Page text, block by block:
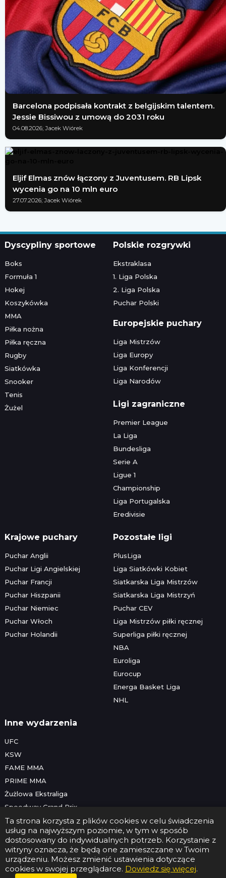
Barcelona podpisała kontrakt z belgijskim talentem.
Jessie Bissiwou z umową do 2031 roku
04.08.2026; Jacek Wiórek
Eljif Elmas znów łączony z Juventusem. RB Lipsk
wycenia go na 10 mln euro
27.07.2026; Jacek Wiórek
Ta strona korzysta z plików cookies w celu świadczenia
usług na najwyższym poziomie, w tym w sposób
dostosowany do indywidualnych potrzeb. Korzystanie z
witryny oznacza, że będą one zamieszczane w Twoim
urządzeniu. Możesz zmienić ustawienia dotyczące
cookies w swojej przeglądarce. Dowiedz się więcej.
Dyscypliny sportowe
Boks
Formuła 1
Hokej
Koszykówka
MMA
Piłka nożna
Piłka ręczna
Rugby
Siatkówka
Snooker
Tenis
Żużel
Polskie rozgrywki
Ekstraklasa
1. Liga Polska
2. Liga Polska
Puchar Polski
Europejskie puchary
Liga Mistrzów
Liga Europy
Liga Konferencji
Liga Narodów
Ligi zagraniczne
Premier League
La Liga
Bundesliga
Serie A
Ligue 1
Championship
Liga Portugalska
Eredivisie
Krajowe puchary
Puchar Anglii
Puchar Ligi Angielskiej
Puchar Francji
Puchar Hiszpanii
Puchar Niemiec
Puchar Włoch
Puchar Holandii
Pozostałe ligi
PlusLiga
Liga Siatkówki Kobiet
Siatkarska Liga Mistrzów
Siatkarska Liga Mistrzyń
Puchar CEV
Liga Mistrzów piłki ręcznej
Superliga piłki ręcznej
NBA
Euroliga
Eurocup
Energa Basket Liga
NHL
Inne wydarzenia
UFC
KSW
FAME MMA
PRIME MMA
Żużlowa Ekstraliga
Speedway Grand Prix
Skoki narciarskie
Copyright © 2026 Futbolwtv.pl
Kontakt •Reklama•Polityka prywatności